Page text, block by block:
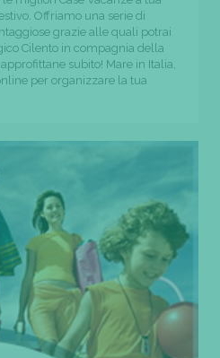
Offriamo una serie di
grazie alle quali potrai
Cilento in compagnia della
subito! Mare in Italia,
per organizzare la tua